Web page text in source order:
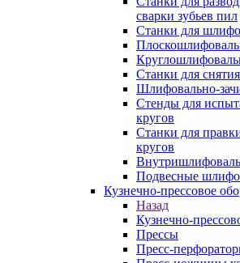
сварки зубьев пил
Станки для
Станки для
Шлифовально-
Стенды для
кругов
Станки для
кругов
Подвесные
Кузнечно-прессовое
Назад
Кузнечно-
Прессы
Пресс-